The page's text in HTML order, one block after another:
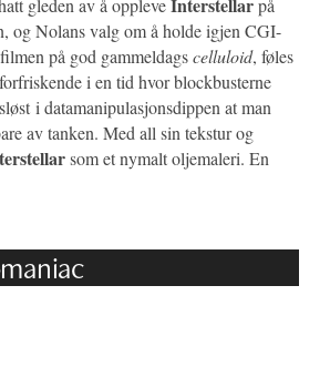
gleden av å oppleve
på
og Nolans valg om å holde igjen CGI-
på god gammeldagscelluloid, føles
i en tid hvor blockbusterne
i datamanipulasjonsdippen at man
av tanken. Med all sin tekstur og
som et nymalt oljemaleri. En